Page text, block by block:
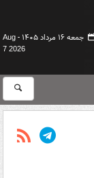
جمعه ۱۶ مرداد ۱۴۰۵ -
Aug
7 2026